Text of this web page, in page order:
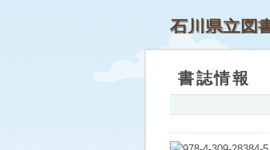
石川県立図
書誌情報